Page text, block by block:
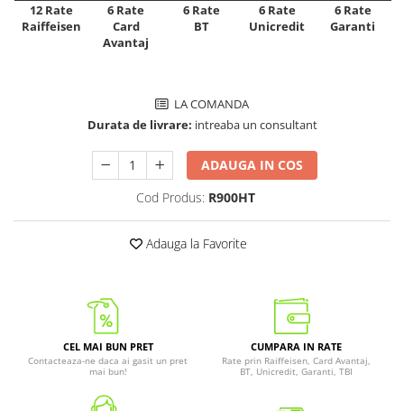
12 Rate
Raiffeisen
6 Rate
Card
Avantaj
6 Rate
BT
6 Rate
Unicredit
6 Rate
Garanti
LA COMANDA
Durata de livrare: intreaba un consultant
ADAUGA IN COS
Cod Produs: R900HT
Adauga la Favorite
CEL MAI BUN PRET
Contacteaza-ne daca ai gasit un pret
mai bun!
CUMPARA IN RATE
Rate prin Raiffeisen, Card Avantaj,
BT, Unicredit, Garanti, TBI